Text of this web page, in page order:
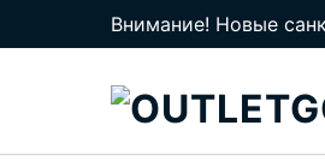
Внимание! Новые